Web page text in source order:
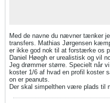
Med de navne du nævner tænker
transfers. Mathias Jørgensen
er ikke god nok til at forstærke os
Daniel Høegh er urealistisk og vil
Jeg drømmer større. Specielt når
koster 1/6 af hvad en profil koster
on er peanuts.
Der skal simpelthen være plads til